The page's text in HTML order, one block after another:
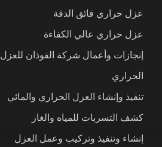
عزل حراري فائق الدقة
عزل حراري عالي الكفاءة
إنجازات وأعمال شركة الفوذان للعزل
الحراري
تنفيذ وإنشاء العزل الحراري والمائي
كشف التسربات للمياه والغاز
إنشاء وتنفيذ وتركيب وعمل العزل